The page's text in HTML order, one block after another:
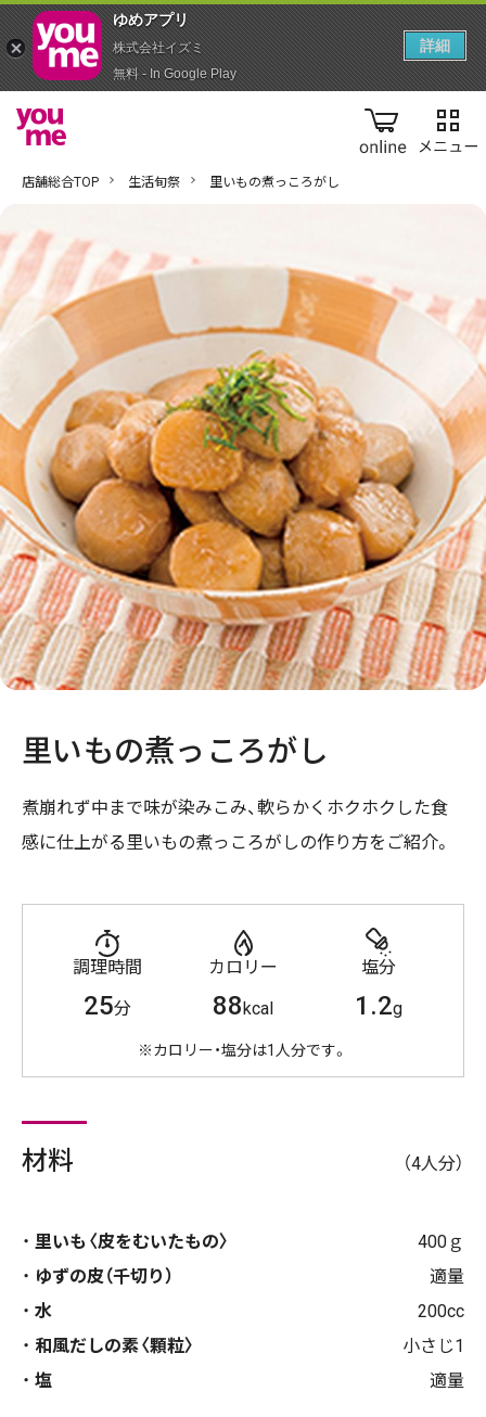
online
店舗総合TOP 生活旬祭 里いもの煮っころがし
里いもの煮っころがし
煮崩れず中まで味が染みこみ、軟らかくホクホクした食
感に仕上がる里いもの煮っころがしの作り方をご紹介。
調理時間
25分
カロリー
88kcal
塩分
1.2g
※カロリー・塩分は1人分です。
材料 （4人分）
里いも〈皮をむいたもの〉
400ｇ
ゆずの皮（千切り）
適量
水
200cc
和風だしの素〈顆粒〉
小さじ1
塩
適量
ゆめアプ‪リ‬
株式会社イズミ
無料 - In Google Play
詳細